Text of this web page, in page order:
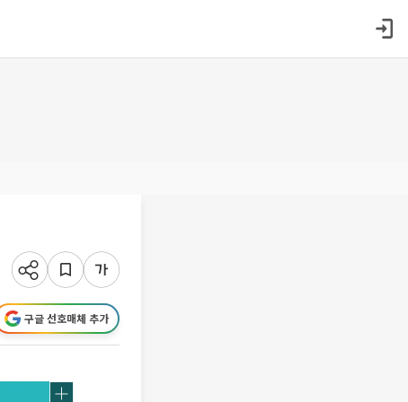
구글 선호매체 추가